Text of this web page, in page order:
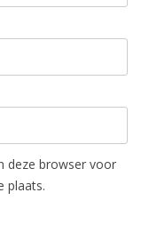
deze browser voor
plaats.